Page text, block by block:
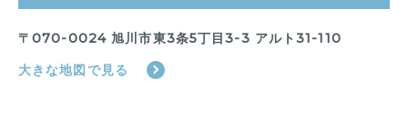
〒070-0024 旭川市東3条5丁目3-3 アルト31-110
大きな地図で見る